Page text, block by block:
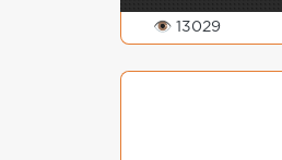
👁 13029